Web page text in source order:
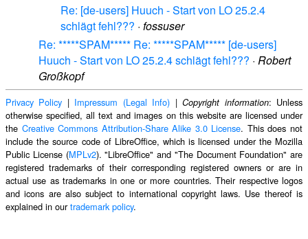
Re: [de-users] Huuch - Start von LO 25.2.4
schlägt fehl??? · fossuser
Re: *****SPAM***** Re: *****SPAM***** [de-users]
Huuch - Start von LO 25.2.4 schlägt fehl??? · Robert
Großkopf
Privacy Policy | Impressum (Legal Info) |Copyright information: Unless
otherwise specified, all text and images on this website are licensed under
the Creative Commons Attribution-Share Alike 3.0 License. This does not
include the source code of LibreOffice, which is licensed under the Mozilla
Public License (MPLv2). "LibreOffice" and "The Document Foundation" are
registered trademarks of their corresponding registered owners or are in
actual use as trademarks in one or more countries. Their respective logos
and icons are also subject to international copyright laws. Use thereof is
explained in ourtrademark policy.